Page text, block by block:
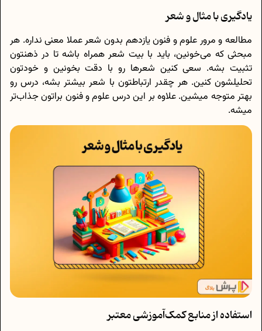
یادگیری با مثال و شعر
مطالعه و مرور علوم و فنون یازدهم بدون شعر عملا معنی نداره. هر
مبحثی که می‌خونین، باید با بیت شعر همراه باشه تا در ذهنتون
تثبیت بشه. سعی کنین شعرها رو با دقت بخونین و خودتون
تحلیلشون کنین. هر چقدر ارتباطتون با شعر بیشتر بشه، درس رو
بهتر متوجه میشین. علاوه بر این درس علوم و فنون براتون جذاب‌تر
میشه.
استفاده از منابع کمک‌آموزشی معتبر